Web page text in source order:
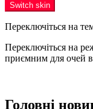
Switch skin
Переключіться на
Переключіться на
приємним для очей
Головні